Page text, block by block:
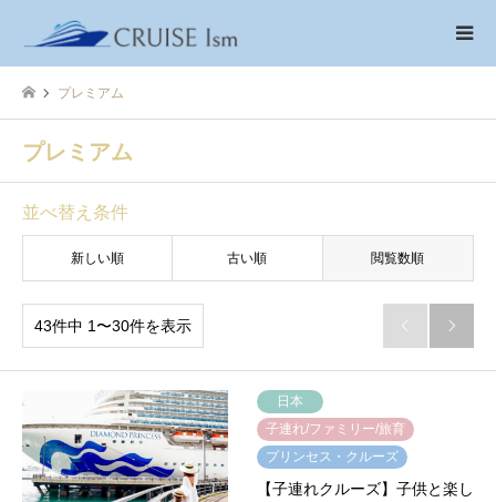
プレミアム
プレミアム
並べ替え条件
新しい順 古い順 閲覧数順
43件中 1〜30件を表示  
日本
子連れ/ファミリー/旅育
プリンセス・クルーズ
【子連れクルーズ】子供と楽し